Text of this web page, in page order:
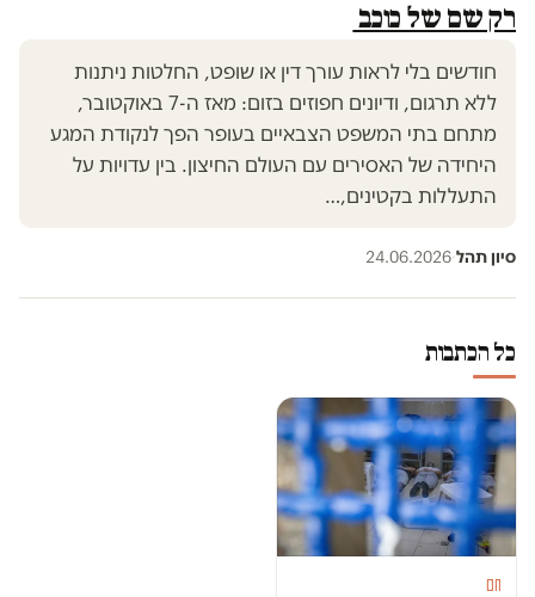
רק שם של כוכב
חודשים בלי לראות עורך דין או שופט, החלטות ניתנות
ללא תרגום, ודיונים חפוזים בזום: מאז ה-7 באוקטובר,
מתחם בתי המשפט הצבאיים בעופר הפך לנקודת המגע
היחידה של האסירים עם העולם החיצון. בין עדויות על
התעללות בקטינים,…
סיון תהל·
24.06.2026
כל הכתבות
חם